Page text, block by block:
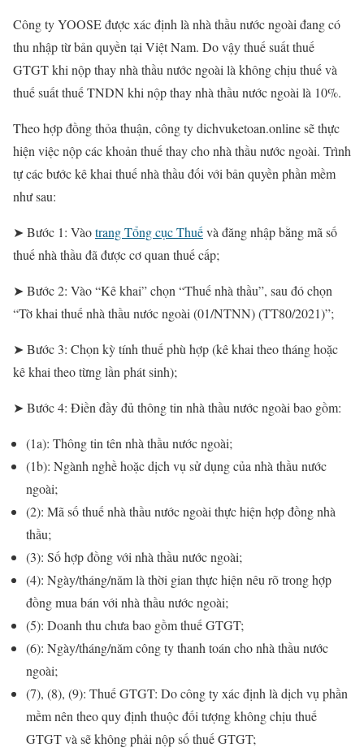
Công ty YOOSE được xác định là nhà thầu nước ngoài đang có
thu nhập từ bản quyền tại Việt Nam. Do vậy thuế suất thuế
GTGT khi nộp thay nhà thầu nước ngoài là không chịu thuế và
thuế suất thuế TNDN khi nộp thay nhà thầu nước ngoài là 10%.
Theo hợp đồng thỏa thuận, công ty dichvuketoan.online sẽ thực
hiện việc nộp các khoản thuế thay cho nhà thầu nước ngoài. Trình
tự các bước kê khai thuế nhà thầu đối với bản quyền phần mềm
như sau:
➤ Bước 1: Vàotrang Tổng cục Thuếvà đăng nhập bằng mã số
thuế nhà thầu đã được cơ quan thuế cấp;
➤ Bước 2: Vào “Kê khai” chọn “Thuế nhà thầu”, sau đó chọn
“Tờ khai thuế nhà thầu nước ngoài (01/NTNN) (TT80/2021)”;
➤ Bước 3: Chọn kỳ tính thuế phù hợp (kê khai theo tháng hoặc
kê khai theo từng lần phát sinh);
➤ Bước 4: Điền đầy đủ thông tin nhà thầu nước ngoài bao gồm:
(1a): Thông tin tên nhà thầu nước ngoài;
(1b): Ngành nghề hoặc dịch vụ sử dụng của nhà thầu nước
ngoài;
(2): Mã số thuế nhà thầu nước ngoài thực hiện hợp đồng nhà
thầu;
(3): Số hợp đồng với nhà thầu nước ngoài;
(4): Ngày/tháng/năm là thời gian thực hiện nêu rõ trong hợp
đồng mua bán với nhà thầu nước ngoài;
(5): Doanh thu chưa bao gồm thuế GTGT;
(6): Ngày/tháng/năm công ty thanh toán cho nhà thầu nước
ngoài;
(7), (8), (9): Thuế GTGT: Do công ty xác định là dịch vụ phần
mềm nên theo quy định thuộc đối tượng không chịu thuế
GTGT và sẽ không phải nộp số thuế GTGT;